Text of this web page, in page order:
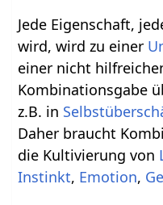
Jede Eigenschaft,
wird, wird zu einer
einer nicht
Kombinationsgabe
z.B. in
Daher braucht
die Kultivierung von
Instinkt, Emotion,